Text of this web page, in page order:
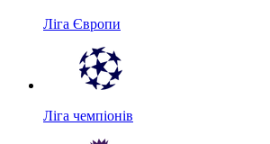
Ліга Європи
Ліга чемпіонів